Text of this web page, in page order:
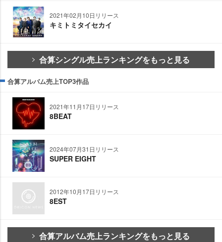
2021年02月10日リリース
キミトミタイセカイ
合算シングル売上ランキングをもっと見る
合算アルバム売上TOP3作品
2021年11月17日リリース
8BEAT
2024年07月31日リリース
SUPER EIGHT
2012年10月17日リリース
8EST
合算アルバム売上ランキングをもっと見る